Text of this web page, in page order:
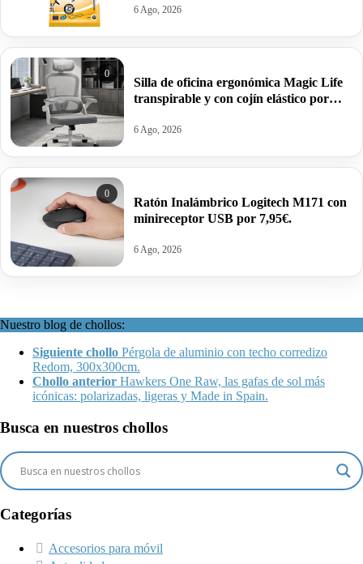
6 Ago, 2026
0
Silla de oficina ergonómica Magic Life
transpirable y con cojín elástico por
6 Ago, 2026
0
Ratón Inalámbrico Logitech M171 con
minireceptor USB por 7,95€.
6 Ago, 2026
Nuestro blog de chollos:
Siguiente chollo Pérgola de aluminio con techo corredizo
Redom, 300x300cm.
Chollo anterior Hawkers One Raw, las gafas de sol más
icónicas: polarizadas, ligeras y Made in Spain.
Busca en nuestros chollos
Categorías
Accesorios para móvil